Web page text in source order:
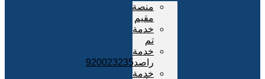
منصة
مقيم
خدمة
تم
خدمة
راصد920023235
خدمة